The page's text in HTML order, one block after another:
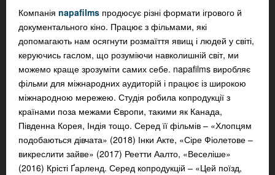
Компанія napafilms продюсує різні формати ігрового й
документального кіно. Працює з фільмами, які
допомагають нам осягнути розмаїття явищ і людей у світі,
керуючись гаслом, що розуміючи навколишній світ, ми
можемо краще зрозуміти самих себе. napafilms виробляє
фільми для міжнародних аудиторій і працює із широкою
міжнародною мережею. Студія робила копродукції з
країнами поза межами Європи, такими як Канада,
Південна Корея, Індія тощо. Серед її фільмів – «Хлопцям
подобаються дівчата» (2018) Інки Акте, «Сіре Фіолетове –
викреслити зайве» (2017) Реетти Аалто, «Веселіше»
(2016) Крісті Ґарленд. Серед копродукцій – «Цей поїзд,